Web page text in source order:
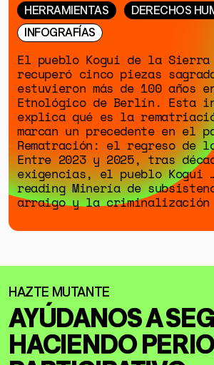
HERRAMIENTAS
DERECHOS
INFOGRAFÍAS
El pueblo Kogui de la Sierra
recuperó cinco piezas
estuvieron más de 100 años
Etnológico de Berlín. Esta
explica qué es la
marcan un precedente en el
Rematración: el regreso de
Entre 2023 y 2025, tras
exigencias, el pueblo Kogui
reading Minería de
arraigo y la criminalización
AYÚDANOS A
HACIENDO